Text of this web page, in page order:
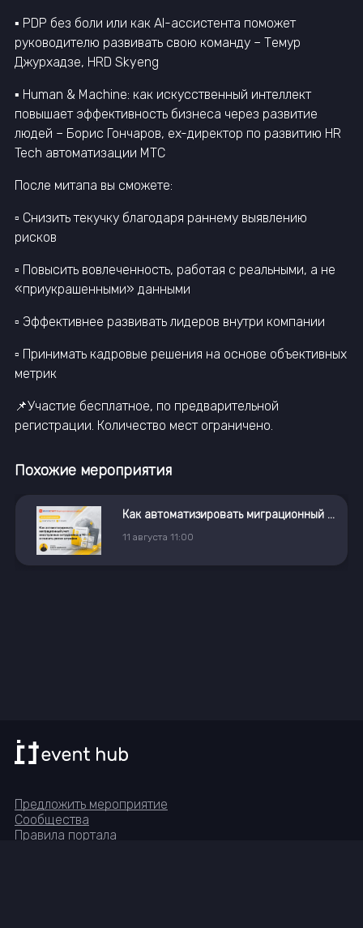
▪️ PDP без боли или как AI-ассистента поможет
руководителю развивать свою команду – Темур
Джурхадзе, HRD Skyeng
▪️ Human & Machine: как искусственный интеллект
повышает эффективность бизнеса через развитие
людей – Борис Гончаров, ex-директор по развитию HR
Tech автоматизации МТС
После митапа вы сможете:
▫️ Снизить текучку благодаря раннему выявлению
рисков
▫️ Повысить вовлеченность, работая с реальными, а не
«приукрашенными» данными
▫️ Эффективнее развивать лидеров внутри компании
▫️ Принимать кадровые решения на основе объективных
метрик
📌Участие бесплатное, по предварительной
регистрации. Количество мест ограничено.
Похожие мероприятия
Как автоматизировать миграционный учет иностранных сотрудников в 1С и снизить риски штрафов
августа11:00
Предложить мероприятие
Сообщества
Правила портала